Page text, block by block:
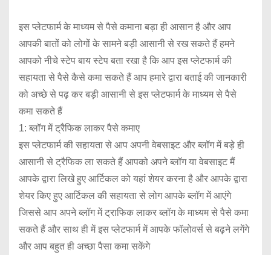
इस प्लेटफार्म के माध्यम से पैसे कमाना बड़ा ही आसान है और आप
आपकी बातों को लोगों के सामने बड़ी आसानी से रख सकते हैं हमने
आपको नीचे स्टेप बाय स्टेप बता रखा है कि आप इस प्लेटफार्म की
सहायता से पैसे कैसे कमा सकते हैं आप हमारे द्वारा बताई की जानकारी
को अच्छे से पढ़ कर बड़ी आसानी से इस प्लेटफार्म के माध्यम से पैसे
कमा सकते हैं
1: ब्लॉग में ट्रैफिक लाकर पैसे कमाए
इस प्लेटफार्म की सहायता से आप अपनी वेबसाइट और ब्लॉग में बड़े ही
आसानी से ट्रैफिक ला सकते हैं आपको अपने ब्लॉग या वेबसाइट मैं
आपके द्वारा लिखे हुए आर्टिकल को यहां शेयर करना है और आपके द्वारा
शेयर किए हुए आर्टिकल की सहायता से लोग आपके ब्लॉग में आएंगे
जिससे आप अपने ब्लॉग में ट्राफिक लाकर ब्लॉग के माध्यम से पैसे कमा
सकते हैं और साथ ही में इस प्लेटफार्म में आपके फॉलोवर्स से बढ़ने लगेंगे
और आप बहुत ही अच्छा पैसा कमा सकेंगे